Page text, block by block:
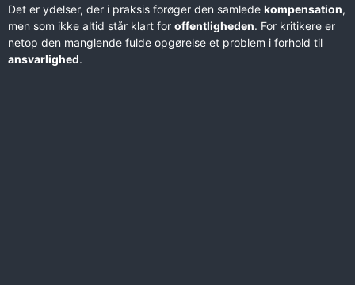
Det er ydelser, der i praksis forøger den samlede kompensation,
men som ikke altid står klart for offentligheden. For kritikere er
netop den manglende fulde opgørelse et problem i forhold til
ansvarlighed.